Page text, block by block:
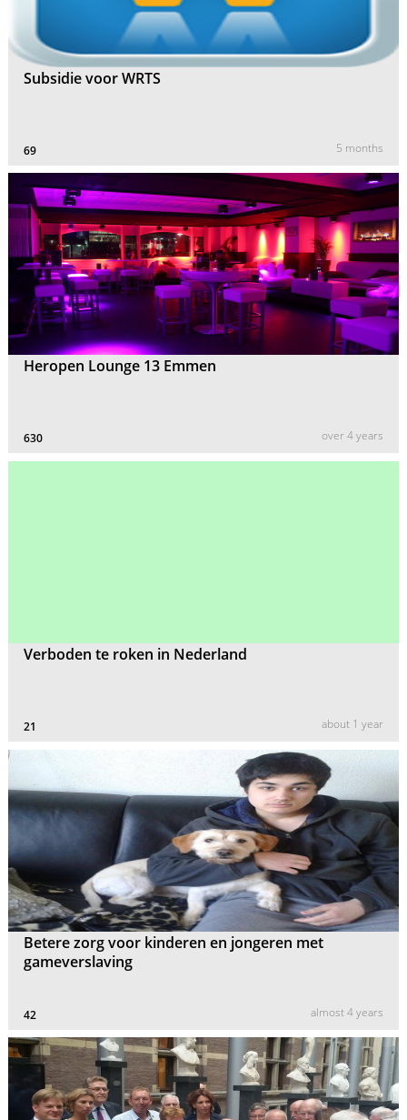
Subsidie voor WRTS
69 5 months
Heropen Lounge 13 Emmen
630 over 4 years
Verboden te roken in Nederland
21 about 1 year
Betere zorg voor kinderen en jongeren met
gameverslaving
42 almost 4 years